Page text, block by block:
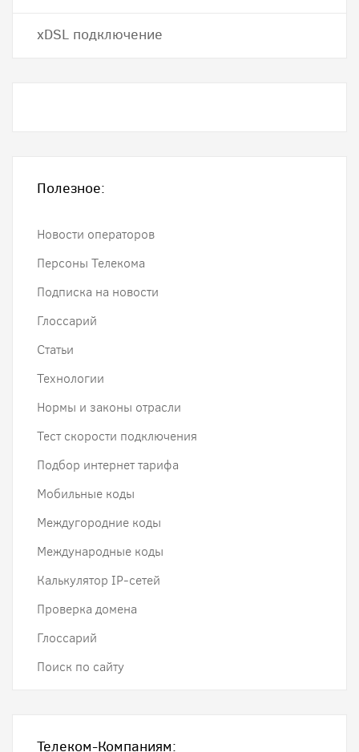
хDSL подключение
Полезное:
Новости операторов
Персоны Телекома
Подписка на новости
Глоссарий
Статьи
Технологии
Нормы и законы отрасли
Тест скорости подключения
Подбор интернет тарифа
Мобильные коды
Междугородние коды
Международные коды
Калькулятор IP-сетей
Проверка домена
Глоссарий
Поиск по сайту
Телеком-Компаниям: